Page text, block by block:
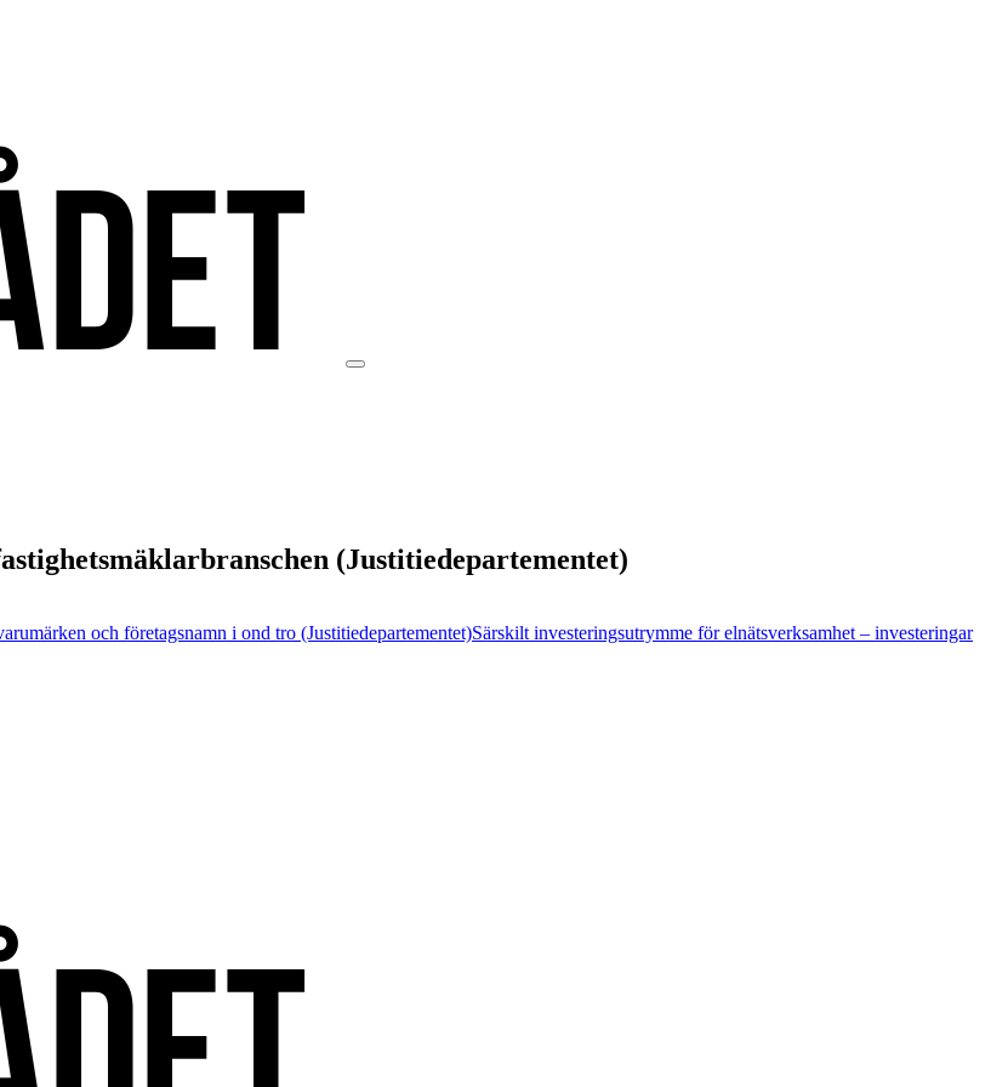
(Justitiedepartementet)
och företagsnamn i ond tro (Justitiedepartementet)Särskilt investeringsutrymme för elnätsverksamhet – investeringar